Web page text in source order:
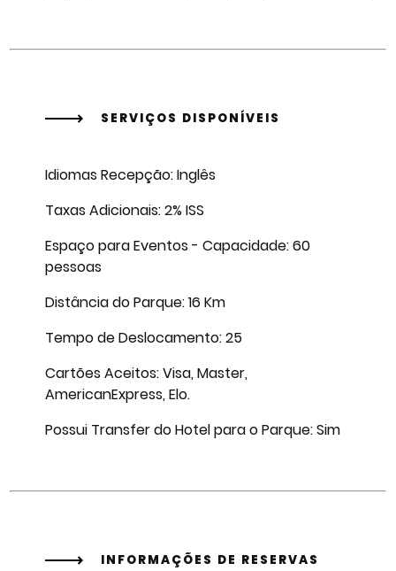
SERVIÇOS DISPONÍVEIS
Idiomas Recepção: Inglês
Taxas Adicionais: 2% ISS
Espaço para Eventos - Capacidade: 60
pessoas
Distância do Parque: 16 Km
Tempo de Deslocamento: 25
Cartões Aceitos: Visa, Master,
AmericanExpress, Elo.
Possui Transfer do Hotel para o Parque: Sim
INFORMAÇÕES DE RESERVAS